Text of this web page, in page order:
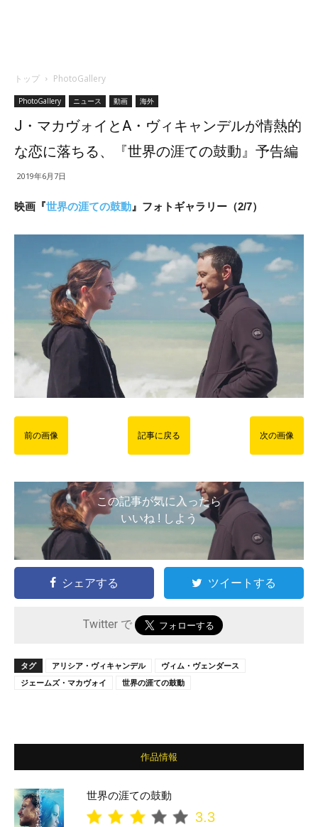
トップ PhotoGallery
PhotoGallery ニュース 動画 海外
J・マカヴォイとA・ヴィキャンデルが情熱的
な恋に落ちる、『世界の涯ての鼓動』予告編
2019年6月7日
映画『世界の涯ての鼓動 』フォトギャラリー（2/7）
前の画像 記事に戻る 次の画像
この記事が気に入ったら
いいね ! しよう
シェアする ツイートする
Twitter で
タグ アリシア・ヴィキャンデル
ヴィム・ヴェンダース
ジェームズ・マカヴォイ
世界の涯ての鼓動
作品情報
世界の涯ての鼓動
3.3